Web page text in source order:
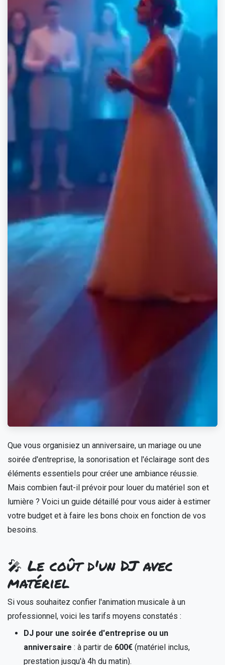
Que vous organisiez un anniversaire, un mariage ou une
soirée d'entreprise, la sonorisation et l'éclairage sont des
éléments essentiels pour créer une ambiance réussie.
Mais combien faut-il prévoir pour louer du matériel son et
lumière ? Voici un guide détaillé pour vous aider à estimer
votre budget et à faire les bons choix en fonction de vos
besoins.
🎤 Le coût d'un DJ avec
matériel
Si vous souhaitez confier l'animation musicale à un
professionnel, voici les tarifs moyens constatés :
DJ pour une soirée d'entreprise ou un
anniversaire : à partir de 600€ (matériel inclus,
prestation jusqu'à 4h du matin).